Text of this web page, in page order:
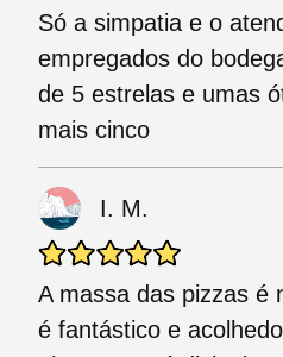
Só a simpatia e o
empregados do
de 5 estrelas e umas
mais cinco
I. M.
A massa das pizzas é
é fantástico e